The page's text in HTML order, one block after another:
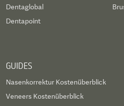
Dentaglobal
Dentapoint
GUIDES
Nasenkorrektur Kostenüberblick
Veneers Kostenüberblick